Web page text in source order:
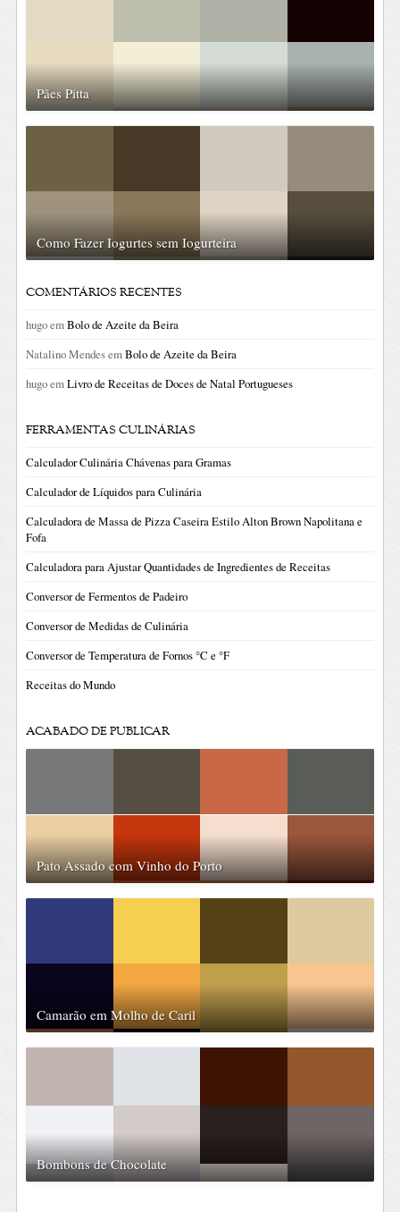
Pães Pitta
Como Fazer Iogurtes sem Iogurteira
COMENTÁRIOS RECENTES
hugoemBolo de Azeite da Beira
Natalino MendesemBolo de Azeite da Beira
hugoemLivro de Receitas de Doces de Natal Portugueses
FERRAMENTAS CULINÁRIAS
Calculador Culinária Chávenas para Gramas
Calculador de Líquidos para Culinária
Calculadora de Massa de Pizza Caseira Estilo Alton Brown Napolitana e
Fofa
Calculadora para Ajustar Quantidades de Ingredientes de Receitas
Conversor de Fermentos de Padeiro
Conversor de Medidas de Culinária
Conversor de Temperatura de Fornos °C e °F
Receitas do Mundo
ACABADO DE PUBLICAR
Pato Assado com Vinho do Porto
Camarão em Molho de Caril
Bombons de Chocolate